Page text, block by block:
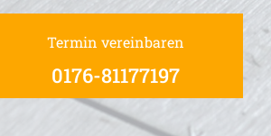
Termin vereinbaren
0176-81177197